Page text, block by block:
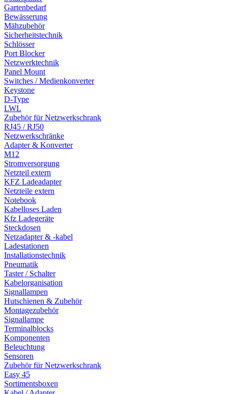
Gartenbedarf
Bewässerung
Mähzubehör
Sicherheitstechnik
Schlösser
Port Blocker
Netzwerktechnik
Panel Mount
Switches / Medienkonverter
Keystone
D-Type
LWL
Zubehör für Netzwerkschrank
RJ45 / RJ50
Netzwerkschränke
Adapter & Konverter
M12
Stromversorgung
Netzteil extern
KFZ Ladeadapter
Netzteile extern
Notebook
Kabelloses Laden
Kfz Ladegeräte
Steckdosen
Netzadapter & -kabel
Ladestationen
Installationstechnik
Pneumatik
Taster / Schalter
Kabelorganisation
Signallampen
Hutschienen & Zubehör
Montagezubehör
Signallampe
Terminalblocks
Komponenten
Beleuchtung
Sensoren
Zubehör für Netzwerkschrank
Easy 45
Sortimentsboxen